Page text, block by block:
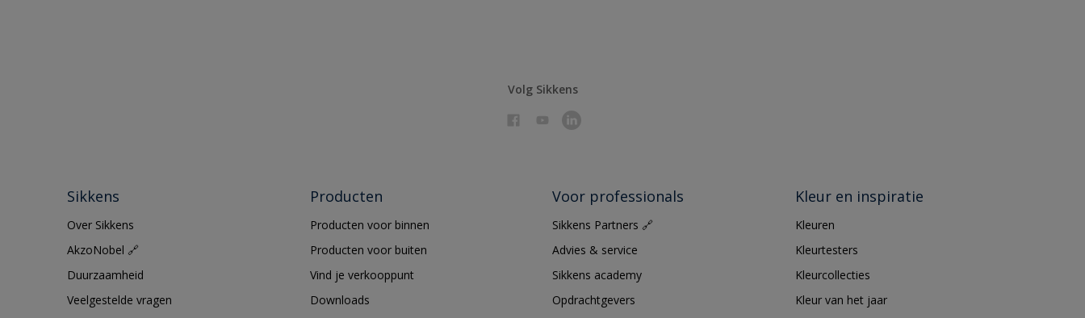
Volg Sikkens
Sikkens
Over Sikkens
AkzoNobel 🔗
Duurzaamheid
Veelgestelde vragen
Producten
Producten voor binnen
Producten voor buiten
Vind je verkooppunt
Downloads
Voor professionals
Sikkens Partners 🔗
Advies & service
Sikkens academy
Opdrachtgevers
Kleur en inspiratie
Kleuren
Kleurtesters
Kleurcollecties
Kleur van het jaar